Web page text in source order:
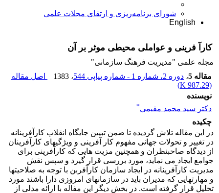
شورای برنامه‌ریزی و ارتقای مجلات علمی
English
کارآ فرینی و عواملی محیطی موثر بر آن
مجله علمی "مدیریت فرهنگ سازمانی"
مقاله 5
، دوره 2، شماره 1 - شماره پیاپی 544 ، 1383
اصل مقاله
(
987.29 K
)
نویسنده
دکتر سید محمد مقیمى*
چکیده
در این مقاله تلاش گردیده تا ضمن تبیین جایگاه انقلاب کارآفرینانه
در تغییر و تحولات جهانی مفهوم کار آفرینی و ویژگیهای کارآفرینان
از دیدگاه صاحبنظران و همچنین مزیت هایی که کارآفرینی برای
جوامع ایجاد می نماید، مورد بررسی قرار گیرد و سپس نقش
مدیریت کارآفرینانه در ایجاد سازمان کارآفربن با توجه به صلاحیتها
و مهارتهایی که مدیران باید در سازمانهای امروزی دارا باشند مورد
تحلیل قرار گرفته است. در بخش دیگر این مفاله با ارائه مدلی از